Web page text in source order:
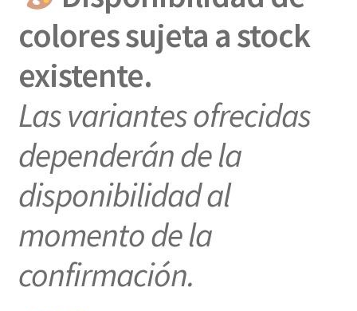
colores sujeta a stock
existente.
Las variantes ofrecidas
dependerán de la
disponibilidad al
momento de la
confirmación.